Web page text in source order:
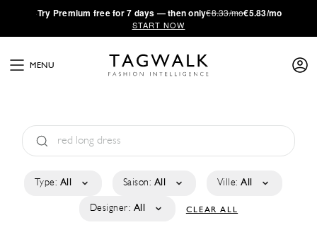
·Try Premium free for 7 days — then only€8.33/mo€5.83/mo
START NOW
MENU
Type: All Saison: All Ville: All
Designer: All CLEAR ALL